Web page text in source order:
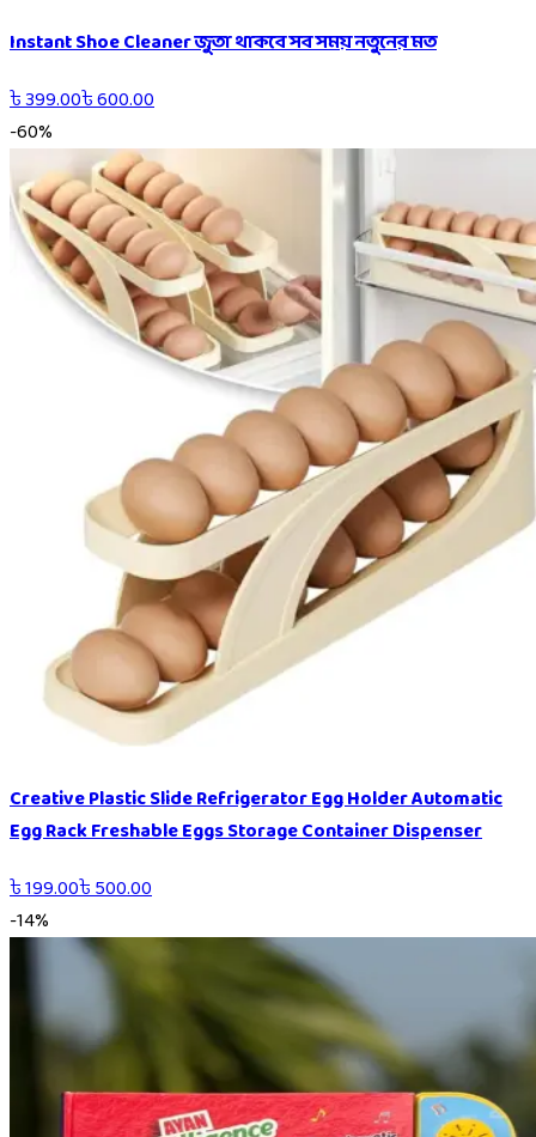
Instant Shoe Cleaner জুতা থাকবে সব সময় নতুনের মত
৳399.00৳600.00
-60%
Creative Plastic Slide Refrigerator Egg Holder Automatic
Egg Rack Freshable Eggs Storage Container Dispenser
৳199.00৳500.00
-14%